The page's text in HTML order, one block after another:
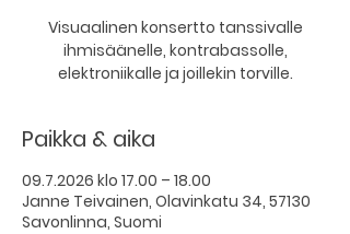
Visuaalinen konsertto tanssivalle
ihmisäänelle, kontrabassolle,
elektroniikalle ja joillekin torville.
Paikka & aika
09.7.2026 klo 17.00 – 18.00
Janne Teivainen, Olavinkatu 34, 57130
Savonlinna, Suomi